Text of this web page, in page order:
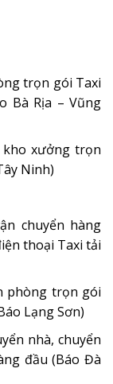
trọn gói Taxi
Bà Rịa – Vũng
kho xưởng trọn
Ninh)
chuyển hàng
thoại Taxi tải
phòng trọn gói
Lạng Sơn)
nhà, chuyển
đầu (Báo Đà